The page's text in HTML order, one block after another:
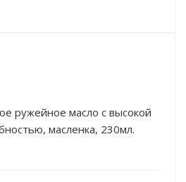
ружейное масло с высокой
масленка, 230мл.